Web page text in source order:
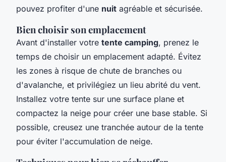
pouvez profiter d'une nuit agréable et sécurisée.
Bien choisir son emplacement
Avant d'installer votre tente camping, prenez le
temps de choisir un emplacement adapté. Évitez
les zones à risque de chute de branches ou
d'avalanche, et privilégiez un lieu abrité du vent.
Installez votre tente sur une surface plane et
compactez la neige pour créer une base stable. Si
possible, creusez une tranchée autour de la tente
pour éviter l'accumulation de neige.